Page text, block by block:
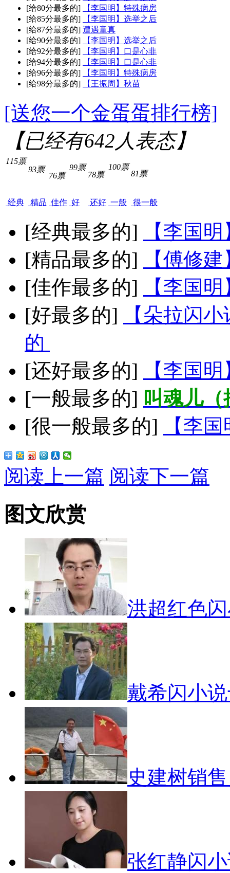
[给80分最多的]
【李国明】特殊病房
[给85分最多的]
【李国明】选举之后
[给87分最多的] 遭遇童真
[给90分最多的]
【李国明】选举之后
[给92分最多的]
【李国明】口是心非
[给94分最多的]
【李国明】口是心非
[给96分最多的]
【李国明】特殊病房
[给98分最多的]
【王振周】秋苗
[送您一个金蛋蛋排行榜]
【已经有642人表态】
115票
经典
93票
精品
76票
佳作
99票
好
78票
还好
100票
一般
81票
很一般
[经典最多的]
【李国
[精品最多的]
【傅修
[佳作最多的]
【李国
[好最多的]
【朵拉闪
的
[还好最多的]
【李国
[一般最多的] 叫魂儿
[很一般最多的]
【李
阅读上一篇 阅读下一篇
图文欣赏
洪超红色
戴希闪小
史建树销
张红静闪